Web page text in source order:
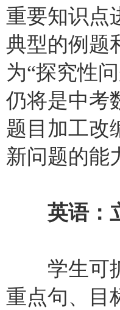
重要知识点
典型的例题
为“探究性
仍将是中考
题目加工改
新问题的能
英语：立
学生可抓
重点句、目